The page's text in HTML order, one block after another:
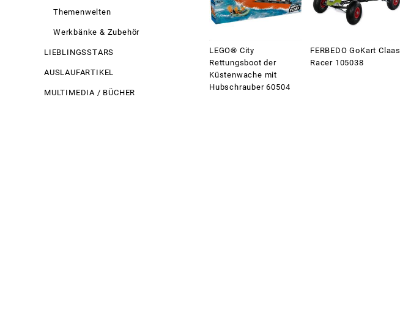
Themenwelten
Werkbänke & Zubehör
LIEBLINGSSTARS
AUSLAUFARTIKEL
MULTIMEDIA / BÜCHER
LEGO® City
Rettungsboot der
Küstenwache mit
Hubschrauber 60504
FERBEDO GoKart Claas
Racer 105038